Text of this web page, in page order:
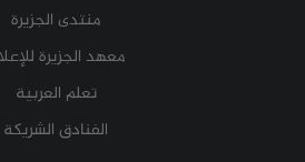
منتدى الجزيرة
معهد الجزيرة
تعلم العربية
الفنادق الشريكة